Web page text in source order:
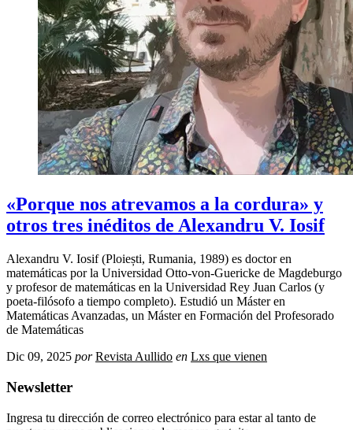
«Porque nos atrevamos a la cordura» y
otros tres inéditos de Alexandru V. Iosif
Alexandru V. Iosif (Ploiești, Rumania, 1989) es doctor en
matemáticas por la Universidad Otto-von-Guericke de Magdeburgo
y profesor de matemáticas en la Universidad Rey Juan Carlos (y
poeta-filósofo a tiempo completo). Estudió un Máster en
Matemáticas Avanzadas, un Máster en Formación del Profesorado
de Matemáticas
Dic 09, 2025 por Revista Aullido en Lxs que vienen
Newsletter
Ingresa tu dirección de correo electrónico para estar al tanto de